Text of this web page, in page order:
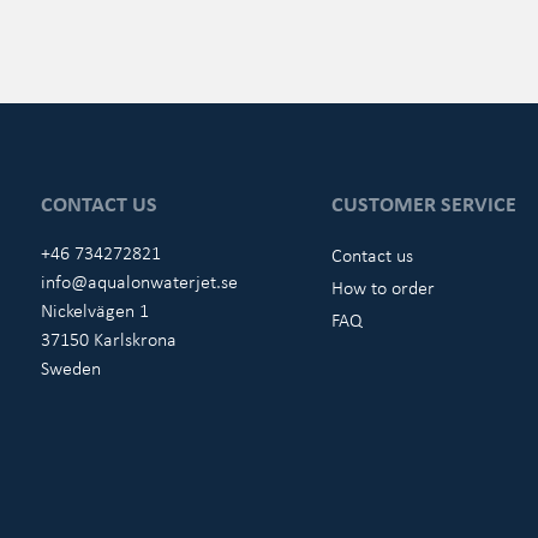
CONTACT US
+46 734272821
info@aqualonwaterjet.se
Nickelvägen 1
37150 Karlskrona
Sweden
CUSTOMER SERVICE
Contact us
How to order
FAQ